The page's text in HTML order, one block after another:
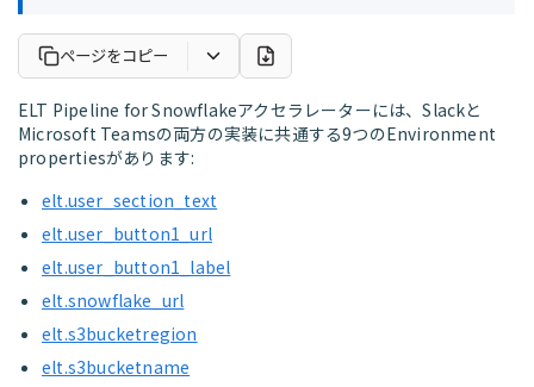
ページをコピー
ELT Pipeline for Snowflakeアクセラレーターには、Slackと
Microsoft Teamsの両方の実装に共通する9つのEnvironment
propertiesがあります:
elt.user_section_text
elt.user_button1_url
elt.user_button1_label
elt.snowflake_url
elt.s3bucketregion
elt.s3bucketname